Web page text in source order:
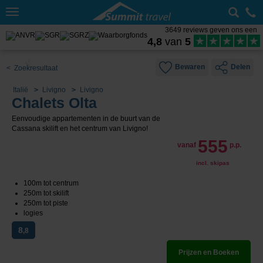
Toggle
3649 reviews geven ons een
4,8 van 5
< Zoekresultaat Bewaren Delen
Italië Livigno Livigno
Chalets Olta
Eenvoudige appartementen in de buurt van de
Cassana skilift en het centrum van Livigno!
vanaf 555 p.p.
incl. skipas
100m tot centrum
250m tot skilift
250m tot piste
logies
8,8
Prijzen en Boeken